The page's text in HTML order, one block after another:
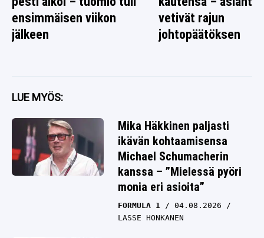
ensimmäisen viikon
jälkeen
vetivät rajun
johtopäätöksen
LUE MYÖS:
Mika Häkkinen paljasti
ikävän kohtaamisensa
Michael Schumacherin
kanssa – ”Mielessä pyöri
monia eri asioita”
FORMULA 1
04.08.2026
LASSE HONKANEN